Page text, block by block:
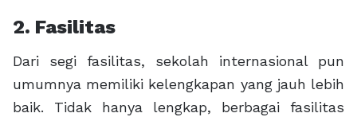
2. Fasilitas
Dari segi fasilitas, sekolah internasional pun
umumnya memiliki kelengkapan yang jauh lebih
baik. Tidak hanya lengkap, berbagai fasilitas